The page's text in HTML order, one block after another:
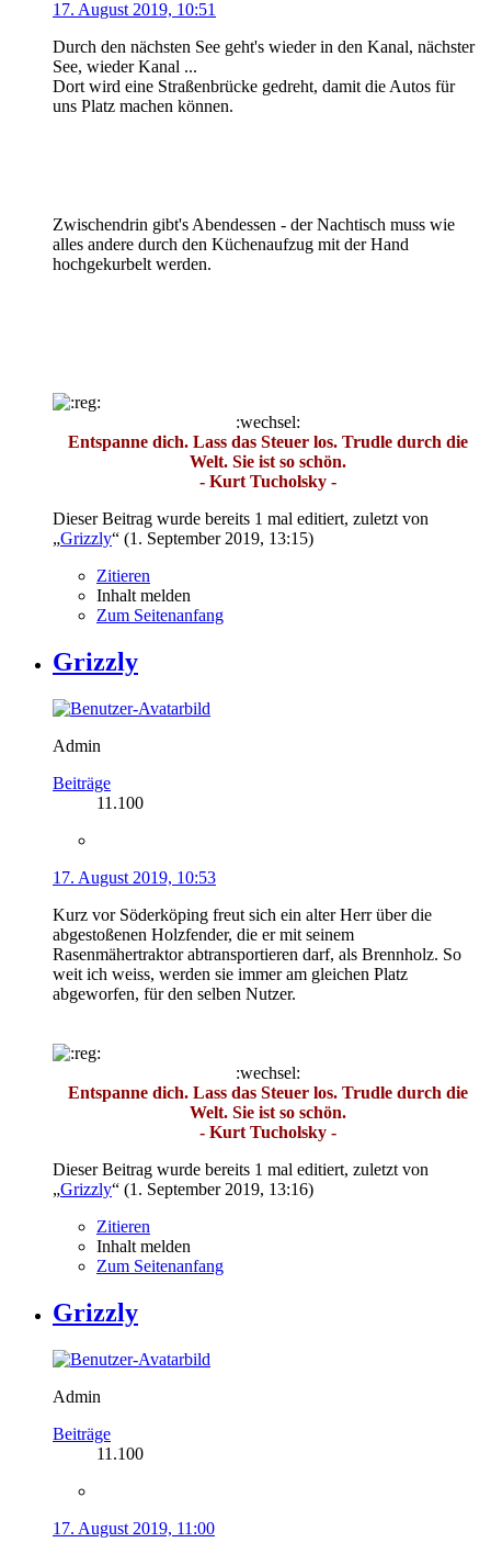
17. August 2019, 10:51
Durch den nächsten See geht's wieder in den Kanal, nächster
See, wieder Kanal ...
Dort wird eine Straßenbrücke gedreht, damit die Autos für
uns Platz machen können.
Zwischendrin gibt's Abendessen - der Nachtisch muss wie
alles andere durch den Küchenaufzug mit der Hand
hochgekurbelt werden.
:wechsel:
Entspanne dich. Lass das Steuer los. Trudle durch die
Welt. Sie ist so schön.
- Kurt Tucholsky -
Dieser Beitrag wurde bereits 1 mal editiert, zuletzt von
„Grizzly“ (1. September 2019, 13:15)
Zitieren
Inhalt melden
Zum Seitenanfang
Grizzly
Admin
Beiträge
11.100
17. August 2019, 10:53
Kurz vor Söderköping freut sich ein alter Herr über die
abgestoßenen Holzfender, die er mit seinem
Rasenmähertraktor abtransportieren darf, als Brennholz. So
weit ich weiss, werden sie immer am gleichen Platz
abgeworfen, für den selben Nutzer.
:wechsel:
Entspanne dich. Lass das Steuer los. Trudle durch die
Welt. Sie ist so schön.
- Kurt Tucholsky -
Dieser Beitrag wurde bereits 1 mal editiert, zuletzt von
„Grizzly“ (1. September 2019, 13:16)
Zitieren
Inhalt melden
Zum Seitenanfang
Grizzly
Admin
Beiträge
11.100
17. August 2019, 11:00